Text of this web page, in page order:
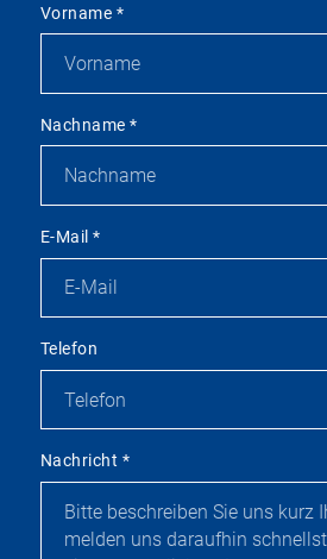
Vorname *
Nachname*
E-Mail*
Telefon
Nachricht *